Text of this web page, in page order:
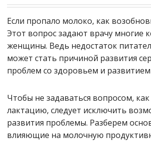
Если пропало молоко, как
Этот вопрос задают врачу многие
женщины. Ведь недостаток
может стать причиной развития
проблем со здоровьем и
Чтобы не задаваться вопросом,
лактацию, следует исключить
развития проблемы. Разберем
влияющие на молочную